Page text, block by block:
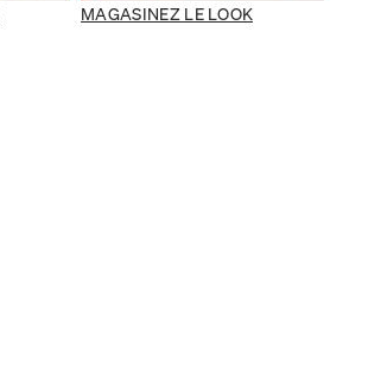
MAGASINEZ LE LOOK